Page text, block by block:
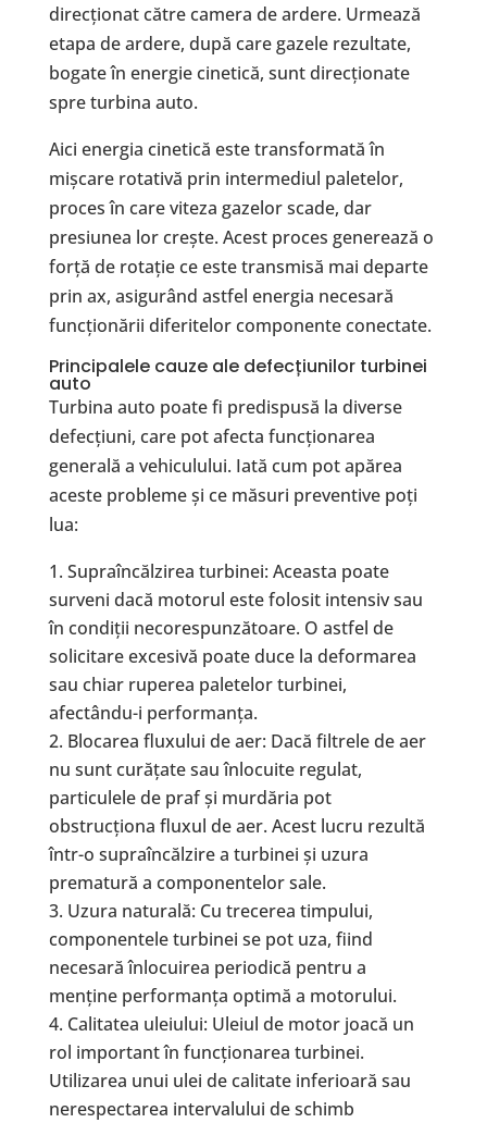
direcționat către camera de ardere. Urmează
etapa de ardere, după care gazele rezultate,
bogate în energie cinetică, sunt direcționate
spre turbina auto.
Aici energia cinetică este transformată în
mișcare rotativă prin intermediul paletelor,
proces în care viteza gazelor scade, dar
presiunea lor crește. Acest proces generează o
forță de rotație ce este transmisă mai departe
prin ax, asigurând astfel energia necesară
funcționării diferitelor componente conectate.
Principalele cauze ale defecțiunilor turbinei
auto
Turbina auto poate fi predispusă la diverse
defecțiuni, care pot afecta funcționarea
generală a vehiculului. Iată cum pot apărea
aceste probleme și ce măsuri preventive poți
lua:
Supraîncălzirea turbinei: Aceasta poate
surveni dacă motorul este folosit intensiv sau
în condiții necorespunzătoare. O astfel de
solicitare excesivă poate duce la deformarea
sau chiar ruperea paletelor turbinei,
afectându-i performanța.
Blocarea fluxului de aer: Dacă filtrele de aer
nu sunt curățate sau înlocuite regulat,
particulele de praf și murdăria pot
obstrucționa fluxul de aer. Acest lucru rezultă
într-o supraîncălzire a turbinei și uzura
prematură a componentelor sale.
Uzura naturală: Cu trecerea timpului,
componentele turbinei se pot uza, fiind
necesară înlocuirea periodică pentru a
menține performanța optimă a motorului.
Calitatea uleiului: Uleiul de motor joacă un
rol important în funcționarea turbinei.
Utilizarea unui ulei de calitate inferioară sau
nerespectarea intervalului de schimb